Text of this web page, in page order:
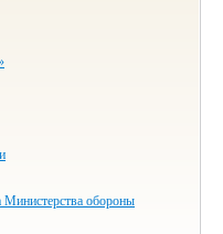
Министерства обороны